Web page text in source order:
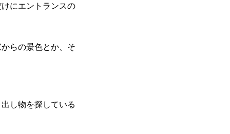
にエントランスの
らの景色とか、そ
し物を探している